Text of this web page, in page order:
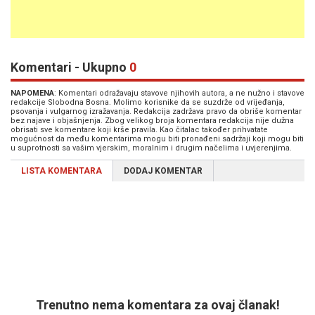
Komentari - Ukupno 0
NAPOMENA: Komentari odražavaju stavove njihovih autora, a ne nužno i stavove
redakcije Slobodna Bosna. Molimo korisnike da se suzdrže od vrijeđanja,
psovanja i vulgarnog izražavanja. Redakcija zadržava pravo da obriše komentar
bez najave i objašnjenja. Zbog velikog broja komentara redakcija nije dužna
obrisati sve komentare koji krše pravila. Kao čitalac također prihvatate
mogućnost da među komentarima mogu biti pronađeni sadržaji koji mogu biti
u suprotnosti sa vašim vjerskim, moralnim i drugim načelima i uvjerenjima.
LISTA KOMENTARA DODAJ KOMENTAR
Trenutno nema komentara za ovaj članak!